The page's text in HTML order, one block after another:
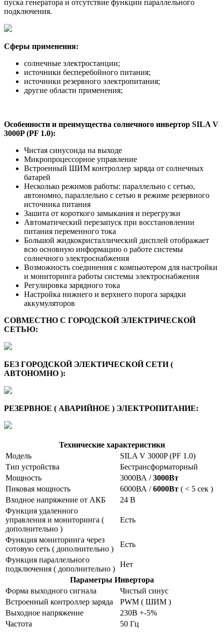
пуска генератора и отсутствие функции параллельного
подключения.
Сферы применения:
солнечные электростанции;
источники бесперебойного питания;
источники резервного электропитания;
другие области применения;
Особенности и преимущества солнечного инвертор SILA V
3000P (PF 1.0):
Чистая синусоида на выходе
Микропроцессорное управление
Встроенный ШИМ контроллер заряда от солнечных
батарей
Несколько режимов работы: параллельно с сетью,
автономно, параллельно с сетью в режиме резервного
источника питания
Зашита от короткого замыкания и перегрузки
Автоматический перезапуск при восстановлении
питания переменного тока
Большой жидкокристаллический дисплей отображает
всю основную информацию о работе системы
солнечного электроснабжения
Возможность соединения с компьютером для настройки
и мониторинга работы системы электроснабжения
Регулировка зарядного тока
Настройка нижнего и верхнего порога зарядки
аккумуляторов
СОВМЕСТНО С ГОРОДСКОЙ ЭЛЕКТРИЧЕСКОЙ
СЕТЬЮ:
БЕЗ ГОРОДСКОЙ ЭЛЕКТИЧЕСКОЙ СЕТИ (
АВТОНОМНО ):
РЕЗЕРВНОЕ ( АВАРИЙНОЕ ) ЭЛЕКТРОПИТАНИЕ:
Технические характеристики
Модель
SILA V 3000P (PF 1.0)
Тип устройства
Бестрансформаторный
Мощность
3000ВА /3000Вт
Пиковая мощность
6000ВА /6000Вт ( < 5 сек )
Входное напряжение от АКБ
24 В
Функция удаленного
управления и мониторинга (
дополнительно )
Есть
Функция мониторинга через
сотовую сеть ( дополнительно )
Есть
Функция параллельного
подключения ( дополнительно )
Нет
Параметры Инвертора
Форма выходного сигнала
Чистый синус
Встроенный контроллер заряда
PWM ( ШИМ )
Выходное напряжение
230В +-5%
Частота
50 Гц